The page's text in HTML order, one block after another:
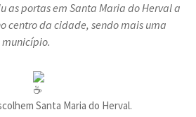
as portas em Santa Maria do Herval a
centro da cidade, sendo mais uma
Santa Maria do Herval.